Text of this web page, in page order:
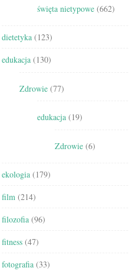
święta nietypowe (662)
dietetyka (123)
edukacja (130)
Zdrowie (77)
edukacja (19)
Zdrowie (6)
ekologia (179)
film (214)
filozofia (96)
fitness (47)
fotografia (33)